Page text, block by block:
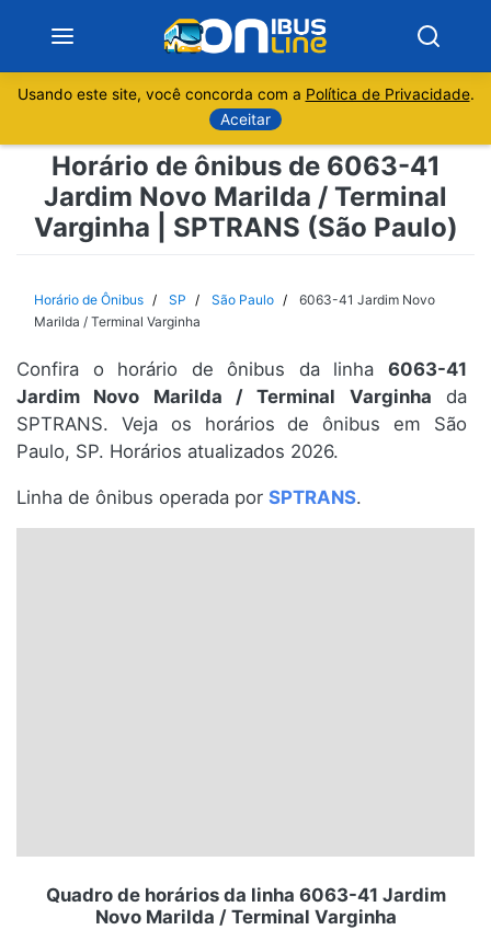
Sobre
Minas Gerais
Espírito Santo
Paraná
Santa Catarina
Usando este site, você concorda com a Política de Privacidade.
Aceitar
Horário de ônibus de 6063-41
Jardim Novo Marilda / Terminal
Varginha | SPTRANS (São Paulo)
Horário de Ônibus SP São Paulo
6063-41 Jardim Novo
Marilda / Terminal Varginha
Confira o horário de ônibus da linha 6063-41
Jardim Novo Marilda / Terminal Varginha da
SPTRANS. Veja os horários de ônibus em São
Paulo, SP. Horários atualizados 2026.
Linha de ônibus operada por SPTRANS.
Quadro de horários da linha 6063-41 Jardim
Novo Marilda / Terminal Varginha